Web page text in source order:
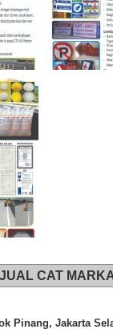
CAT
Pinang, Jakarta